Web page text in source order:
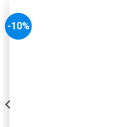
-10%